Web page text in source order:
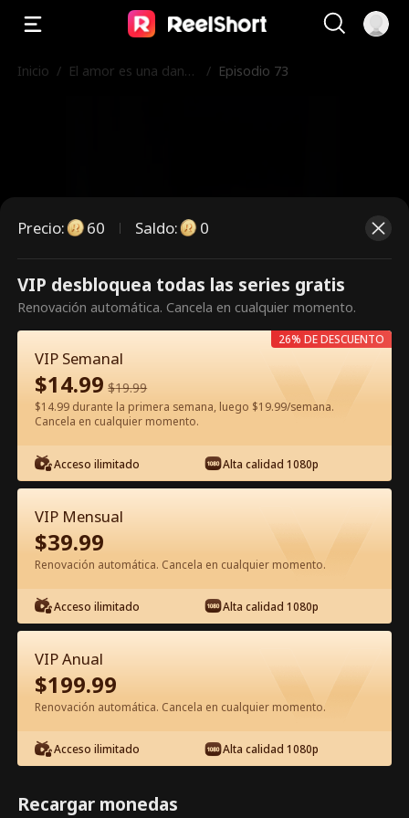
Inicio / El amor es una danza
/ Episodio 73
Es un episodio de pago.
Desbloquéalo para verlo.
60Desbloquear ahora
Ver gratis en la app
Episodio 73 - El amor es una danza
peligrosa Película Completa
0-49 50-74 Todos los Episodios
70 71 72 73 74
Precio: 60 Saldo: 0
VIP desbloquea todas las series gratis
Renovación automática. Cancela en cualquier momento.
VIP Semanal
$14.99 $19.99
$14.99 durante la primera semana, luego $19.99/semana.
Cancela en cualquier momento.
Acceso ilimitado Alta calidad 1080p
26% DE DESCUENTO
VIP Mensual
$39.99
Renovación automática. Cancela en cualquier momento.
Acceso ilimitado Alta calidad 1080p
VIP Anual
$199.99
Renovación automática. Cancela en cualquier momento.
Acceso ilimitado Alta calidad 1080p
Recargar monedas